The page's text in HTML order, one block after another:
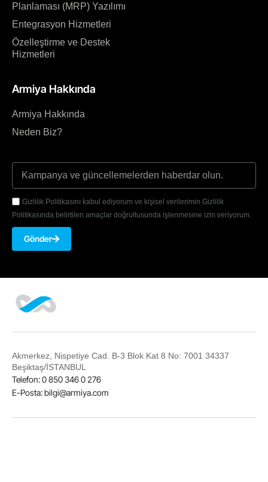
Planlaması (MRP) Yazılımı
Entegrasyon Hizmetleri
Özelleştirme ve Destek
Hizmetleri
Armiya Hakkında
Armiya Hakkında
Neden Biz?
Gizlilik Politikasını kabul ediyorum ve kişisel verilerimin Gizlilik
Politikasında belirtilen amaçlar doğrultusunda işlenmesine izin veriyorum.
Gönder
Akmerkez, Nispetiye Cad. B-3 Blok Kat 8 No: 7001 34337
Beşiktaş/İSTANBUL
Telefon: 0 850 346 0 276
E-Posta:bilgi@armiya.com